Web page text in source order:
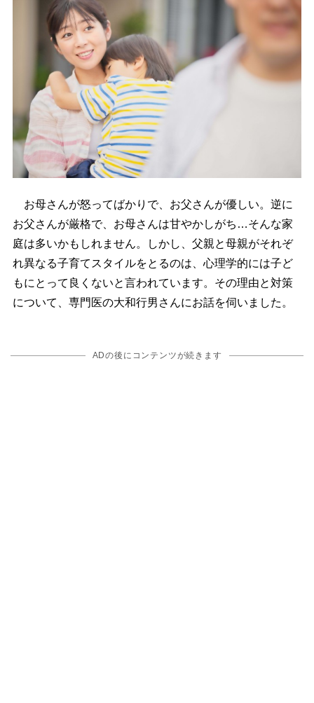
お母さんが怒ってばかりで、お父さんが優しい。逆に
お父さんが厳格で、お母さんは甘やかしがち…そんな家
庭は多いかもしれません。しかし、父親と母親がそれぞ
れ異なる子育てスタイルをとるのは、心理学的には子ど
もにとって良くないと言われています。その理由と対策
について、専門医の大和行男さんにお話を伺いました。
ADの後にコンテンツが続きます